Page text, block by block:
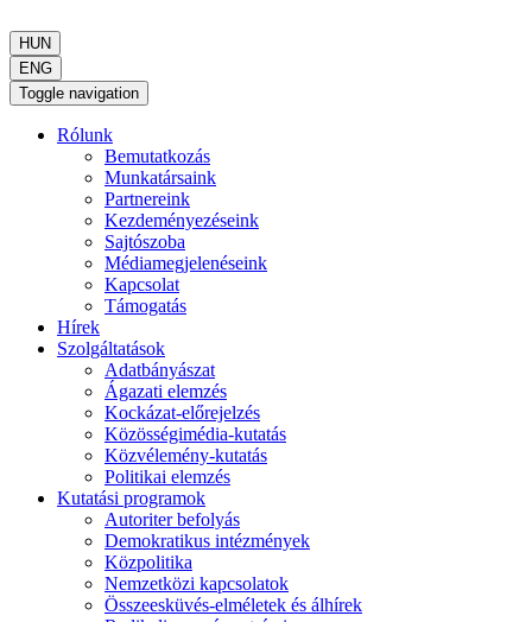
HUN
ENG
Toggle navigation
Rólunk
Bemutatkozás
Munkatársaink
Partnereink
Kezdeményezéseink
Sajtószoba
Médiamegjelenéseink
Kapcsolat
Támogatás
Hírek
Szolgáltatások
Adatbányászat
Ágazati elemzés
Kockázat-előrejelzés
Közösségimédia-kutatás
Közvélemény-kutatás
Politikai elemzés
Kutatási programok
Autoriter befolyás
Demokratikus intézmények
Közpolitika
Nemzetközi kapcsolatok
Összeesküvés-elméletek és álhírek